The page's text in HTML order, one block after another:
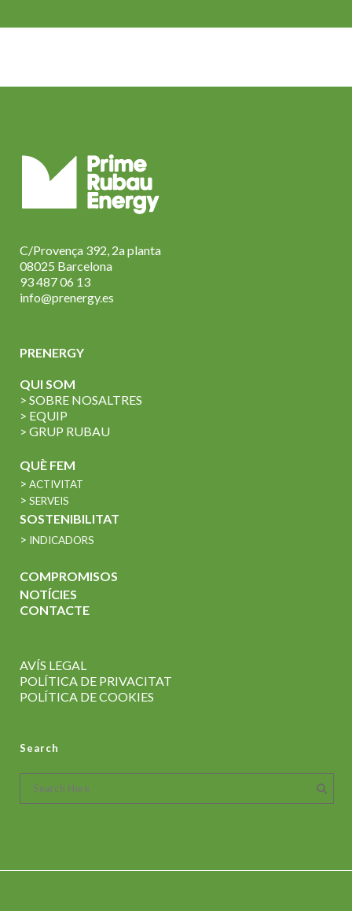
C/Provença 392, 2a planta
08025 Barcelona
93 487 06 13
info@prenergy.es
PRENERGY
QUI SOM
> SOBRE NOSALTRES
> EQUIP
> GRUP RUBAU
QUÈ FEM
> ACTIVITAT
> SERVEIS
SOSTENIBILITAT
> INDICADORS
COMPROMISOS
NOTÍCIES
CONTACTE
AVÍS LEGAL
POLÍTICA DE PRIVACITAT
POLÍTICA DE COOKIES
Search